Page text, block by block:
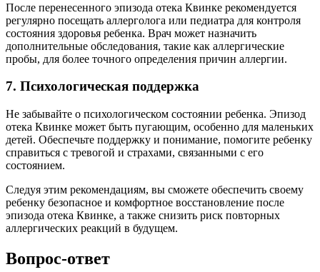
После перенесенного эпизода отека Квинке рекомендуется
регулярно посещать аллерголога или педиатра для контроля
состояния здоровья ребенка. Врач может назначить
дополнительные обследования, такие как аллергические
пробы, для более точного определения причин аллергии.
7. Психологическая поддержка
Не забывайте о психологическом состоянии ребенка. Эпизод
отека Квинке может быть пугающим, особенно для маленьких
детей. Обеспечьте поддержку и понимание, помогите ребенку
справиться с тревогой и страхами, связанными с его
состоянием.
Следуя этим рекомендациям, вы сможете обеспечить своему
ребенку безопасное и комфортное восстановление после
эпизода отека Квинке, а также снизить риск повторных
аллергических реакций в будущем.
Вопрос-ответ